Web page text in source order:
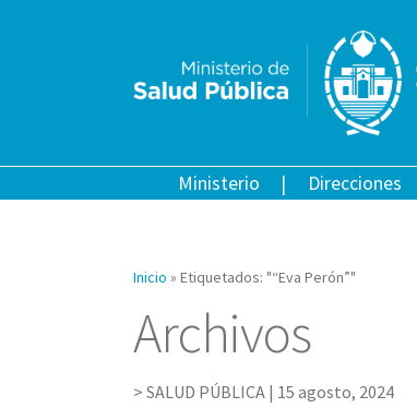
Ministerio Direcciones
Inicio » Etiquetados: "“Eva Perón”"
Archivos
SALUD PÚBLICA | 15 agosto, 2024